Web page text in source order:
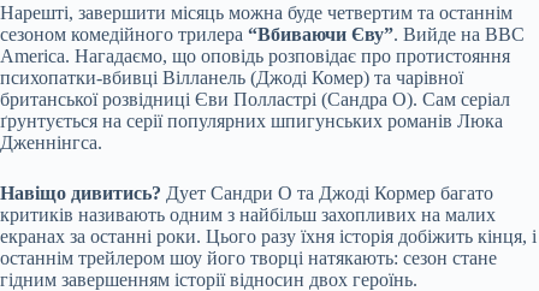
Нарешті, завершити місяць можна буде четвертим та останнім
сезоном комедійного трилера “Вбиваючи Єву”. Вийде на BBC
America. Нагадаємо, що оповідь розповідає про протистояння
психопатки-вбивці Вілланель (Джоді Комер) та чарівної
британської розвідниці Єви Полластрі (Сандра О). Сам серіал
ґрунтується на серії популярних шпигунських романів Люка
Дженнінгса.
Навіщо дивитись? Дует Сандри О та Джоді Кормер багато
критиків називають одним з найбільш захопливих на малих
екранах за останні роки. Цього разу їхня історія добіжить кінця, і
останнім трейлером шоу його творці натякають: сезон стане
гідним завершенням історії відносин двох героїнь.